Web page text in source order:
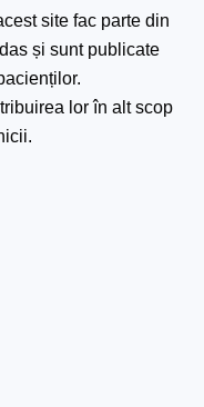
site fac parte din
și sunt publicate
lor în alt scop